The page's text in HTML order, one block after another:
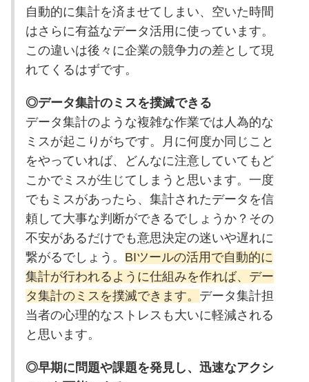
自動的に集計を済ませてしまい、空いた時間
はさらに有益なデータ活用に使っています。
この違いは後々に企業の競争力の差として現
れてくるはずです。
◎データ集計のミスを撲滅できる
データ集計のような複雑な作業では人為的な
ミスが起こりがちです。月に何度か同じこと
をやっていれば、どんなに注意していてもど
こかでミスが生じてしまうと思います。一度
でもミスがあったら、集計されたデータを信
頼して大事な判断ができるでしょうか？その
不安があるだけでも意思決定の迷いや遅れに
繋がるでしょう。 BIツールの活用で自動的に
集計が行われるように仕組みを作れば、デー
タ集計のミスを撲滅できます。 データ集計担
当者の心理的なストレスも大いに軽減される
と思います。
◎早期に問題や課題を発見し、迅速なアクシ